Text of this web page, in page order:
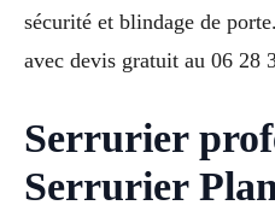
sécurité et blindage de
avec devis gratuit au 06 28
Serrurier
Serrurier